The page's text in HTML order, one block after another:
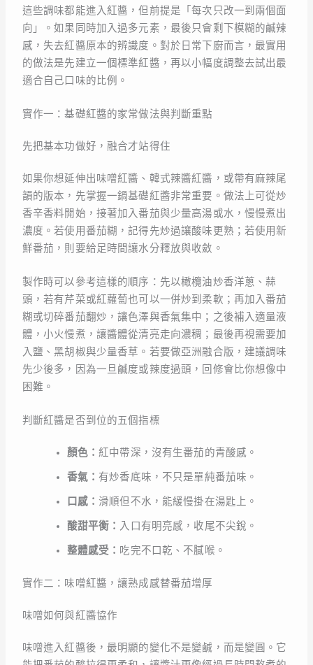
這些調味都能進入紅醬，但前提是「每次只改一到兩個面
向」。如果同時加入過多元素，最後只會剩下模糊的鹹辣
感，失去紅醬原本的辨識度。對於日常下廚而言，最實用
的做法是先建立一個標準紅醬，再以小幅度調整去試出最
適合自己口味的比例。
實作一：基礎紅醬的家常做法與判斷重點
先把基本功做好，融合才站得住
如果你想延伸出味噌紅醬、韓式辣醬紅醬，或帶有麻辣尾
韻的版本，先掌握一鍋基礎紅醬非常重要。做法上可從炒
香辛香料開始，接著加入番茄與少量高湯或水，慢慢煮出
濃度。若使用番茄糊，記得先炒過讓酸味更熟；若使用新
鮮番茄，則要給足時間讓水分釋放與收斂。
製作時可以參考這樣的順序：先以橄欖油炒香洋蔥、蒜
頭，若有芹菜或紅蘿蔔也可以一併炒到柔軟；再加入番茄
糊或切碎番茄翻炒，讓色澤與香氣集中；之後補入適量液
體，小火慢煮，讓醬體從清亮走向濃稠；最後再視需要加
入鹽、黑胡椒與少量香草。若要做亞洲融合版，建議調味
先少後多，因為一旦鹹度或辣度過頭，回修會比你想像中
困難。
判斷紅醬是否到位的五個指標
顏色： 紅中帶深，沒有生番茄的青酸感。
香氣： 有炒香底味，不只是單純番茄味。
口感： 滑順但不水，能緩慢掛在湯匙上。
酸甜平衡： 入口有明亮感，收尾不尖銳。
整體感受： 吃完不口乾、不膩喉。
實作二：味噌紅醬，讓熟成感替番茄增厚
味噌如何與紅醬協作
味噌進入紅醬後，最明顯的變化不是變鹹，而是變圓。它